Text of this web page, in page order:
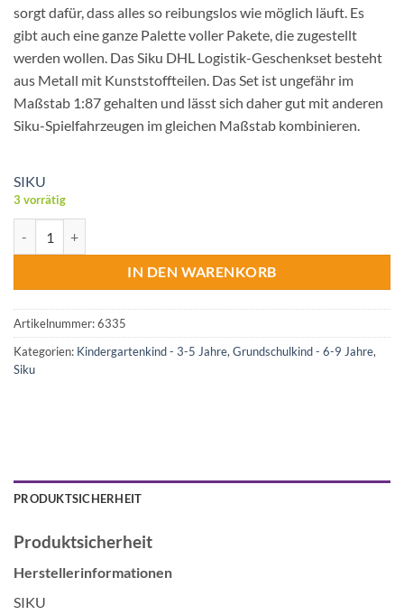
sorgt dafür, dass alles so reibungslos wie möglich läuft. Es
gibt auch eine ganze Palette voller Pakete, die zugestellt
werden wollen. Das Siku DHL Logistik-Geschenkset besteht
aus Metall mit Kunststoffteilen. Das Set ist ungefähr im
Maßstab 1:87 gehalten und lässt sich daher gut mit anderen
Siku-Spielfahrzeugen im gleichen Maßstab kombinieren.
SIKU
3 vorrätig
IN DEN WARENKORB
Artikelnummer:6335
Kategorien: Kindergartenkind - 3-5 Jahre, Grundschulkind - 6-9 Jahre,
Siku
PRODUKTSICHERHEIT
Produktsicherheit
Herstellerinformationen
SIKU